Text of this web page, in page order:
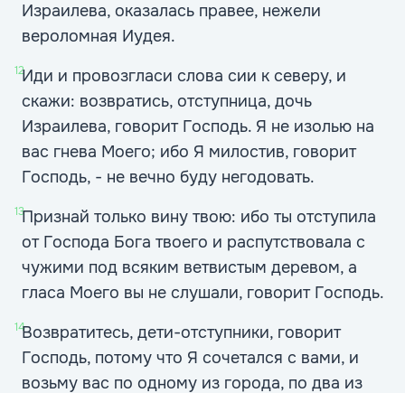
Израилева, оказалась правее, нежели
вероломная Иудея.
12Иди и провозгласи слова сии к северу, и
скажи: возвратись, отступница, дочь
Израилева, говорит Господь. Я не изолью на
вас гнева Моего; ибо Я милостив, говорит
Господь, - не вечно буду негодовать.
13Признай только вину твою: ибо ты отступила
от Господа Бога твоего и распутствовала с
чужими под всяким ветвистым деревом, а
гласа Моего вы не слушали, говорит Господь.
14Возвратитесь, дети-отступники, говорит
Господь, потому что Я сочетался с вами, и
возьму вас по одному из города, по два из